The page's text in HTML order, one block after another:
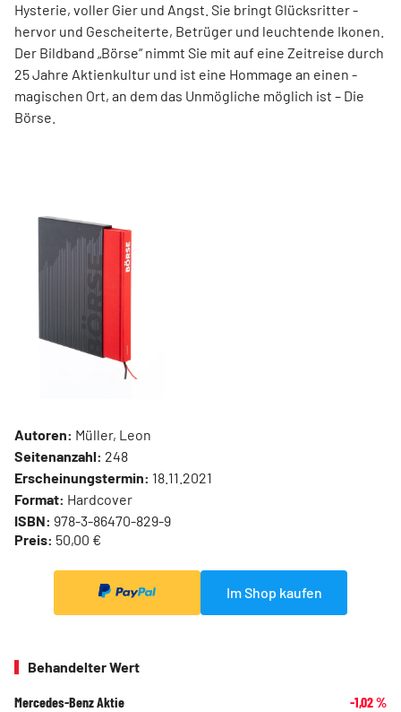
Hysterie, ­voller Gier und Angst. Sie bringt Glücksritter ­
hervor und ­Gescheiterte, ­Betrüger und leuchtende Ikonen.
Der Bildband ­„Börse“ nimmt Sie mit auf eine Zeit­reise durch
25 Jahre Aktienkultur und ist eine Hommage an ­einen ­
magischen Ort, an dem das Unmögliche ­möglich ist – Die
Börse.
Autoren: Müller, Leon
Seitenanzahl: 248
Erscheinungstermin: 18.11.2021
Format: Hardcover
ISBN: 978-3-86470-829-9
Preis: 50,00 €
Im Shop kaufen
Behandelter Wert
Mercedes-Benz Aktie -1,02%